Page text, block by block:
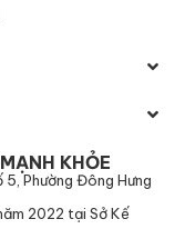
KHỎE
Phường Đông Hưng
2022 tại Sở Kế